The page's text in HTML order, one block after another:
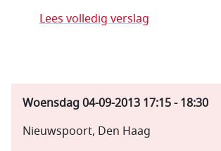
Lees volledig verslag
Woensdag 04-09-2013 17:15-18:30
Nieuwspoort, Den Haag